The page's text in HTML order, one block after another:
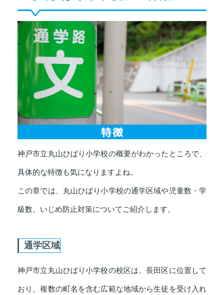
神戸市立丸山ひばり小学校の概要がわかったところで、
具体的な特徴も気になりますよね。
この章では、丸山ひばり小学校の通学区域や児童数・学
級数、いじめ防止対策についてご紹介します。
通学区域
神戸市立丸山ひばり小学校の校区は、長田区に位置して
おり、複数の町名を含む広範な地域から生徒を受け入れ